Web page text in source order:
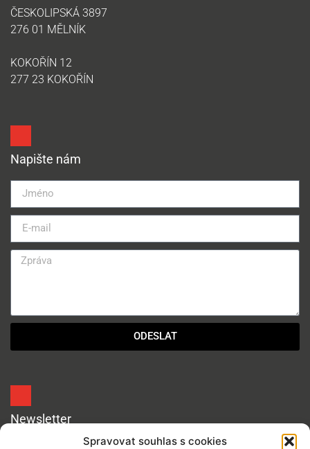
Spravovat souhlas s cookies
ČESKOLIPSKÁ 3897
276 01 MĚLNÍK
KOKOŘÍN 12
277 23 KOKOŘÍN
Napište nám
ODESLAT
Newsletter